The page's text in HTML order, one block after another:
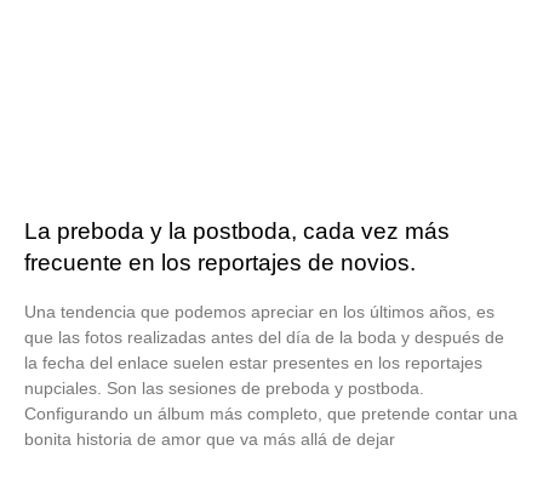
La preboda y la postboda, cada vez más
frecuente en los reportajes de novios.
Una tendencia que podemos apreciar en los últimos años, es
que las fotos realizadas antes del día de la boda y después de
la fecha del enlace suelen estar presentes en los reportajes
nupciales. Son las sesiones de preboda y postboda.
Configurando un álbum más completo, que pretende contar una
bonita historia de amor que va más allá de dejar